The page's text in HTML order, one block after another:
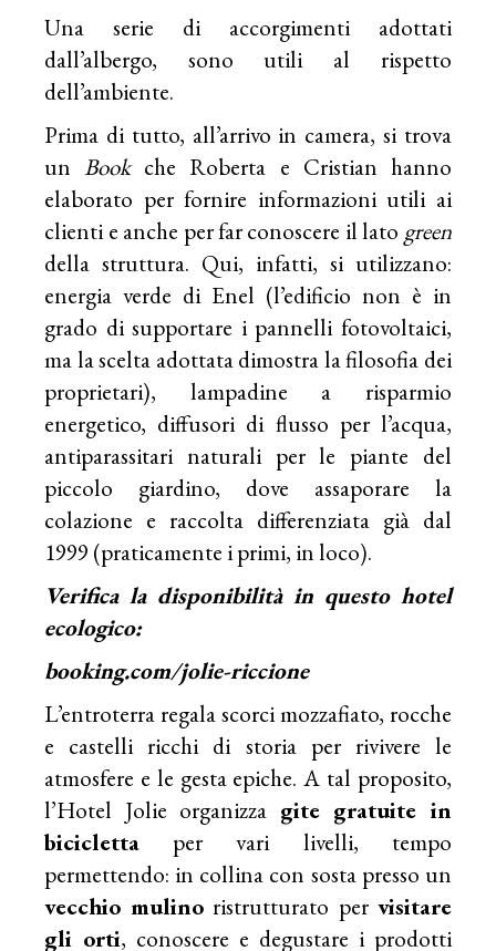
Una serie di accorgimenti adottati
dall’albergo, sono utili al rispetto
dell’ambiente.
Prima di tutto, all’arrivo in camera, si trova
unBookche Roberta e Cristian hanno
elaborato per fornire informazioni utili ai
clienti e anche per far conoscere il lato green
della struttura. Qui, infatti, si utilizzano:
energia verde di Enel (l’edificio non è in
grado di supportare i pannelli fotovoltaici,
ma la scelta adottata dimostra la filosofia dei
proprietari), lampadine a risparmio
energetico, diffusori di flusso per l’acqua,
antiparassitari naturali per le piante del
piccolo giardino, dove assaporare la
colazione e raccolta differenziata già dal
1999 (praticamente i primi, in loco).
Verifica la disponibilità in questo hotel
ecologico:
booking.com/jolie-riccione
L’entroterra regala scorci mozzafiato, rocche
e castelli ricchi di storia per rivivere le
atmosfere e le gesta epiche. A tal proposito,
l’Hotel Jolie organizza gite gratuite in
bicicletta per vari livelli, tempo
permettendo: in collina con sosta presso un
vecchio mulino ristrutturato per visitare
gli orti, conoscere e degustare i prodotti